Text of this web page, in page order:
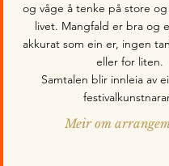
og våge å tenke på store
livet. Mangfald er bra og
akkurat som ein er, ingen
eller for liten.
Samtalen blir innleia av
Meir om